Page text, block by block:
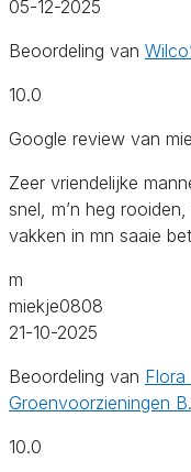
05-12-2025
Beoordeling van
10.0
Google review van
Zeer vriendelijke
snel, m’n heg
vakken in mn saaie
m
miekje0808
21-10-2025
Beoordeling van
Groenvoorzieningen
10.0